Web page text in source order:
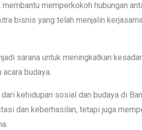
memperkokoh hubungan
bisnis yang telah menjalin
sarana untuk meningkatkan
budaya.
kehidupan sosial dan budaya di
dan keberhasilan, tetapi juga